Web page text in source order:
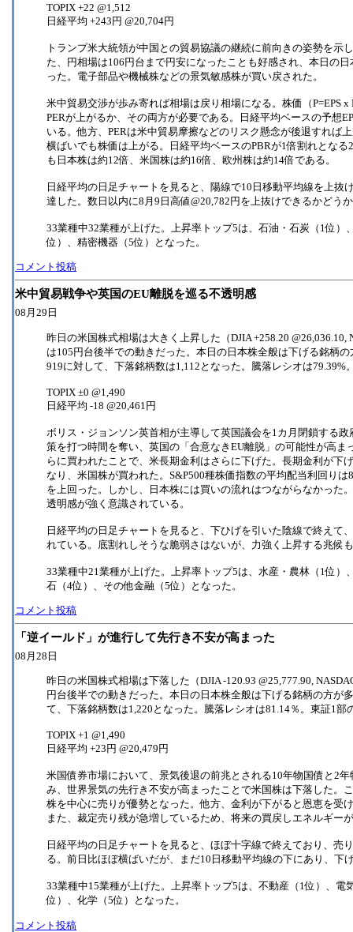
TOPIX +22 @1,512
日経平均 +243円 @20,704円
トランプ米大統領が中国との貿易協議の継続に前向きの姿勢を示
た、円相場は106円台まで円安になったことも好感され、本日の
った。電子部品や機械株などの景気敏感株が買い戻された。
米中貿易交渉が歩み寄れば相場は戻り相場になる。株価（P=EPS
PERが上がるか、その両方が必要である。日経平均ベースの予想
いる。他方、PERは米中貿易摩擦などのリスク懸念が後退すれば
横ばいでも株価は上がる。日経平均ベースのPBRが1倍割れとな
も日本株は約12倍、米国株は約16倍、欧州株は約14倍である。
日経平均の日足チャートを見ると、陽線で10日移動平均線を上抜
達した。数日以内に8月9日高値@20,782円を上抜けできるかどう
33業種中32業種が上げた。上昇率トップ5は、石油・石炭（1位
位）、精密機器（5位）となった。
コメント投稿
米中貿易戦争や英国のEU離脱を巡る不透明感
08月29日
昨日の米国株式相場は大きく上昇した（DJIA +258.20 @26,036.10,
は105円台後半での動きだった。本日の日本株全般は下げる銘柄
919に対して、下落銘柄数は1,112となった。騰落レシオは79.39%
TOPIX ±0 @1,490
日経平均 -18 @20,461円
ボリス・ジョンソン英首相が主導して英国議会を1カ月閉鎖する
策を打つ時間を奪い、英国の「合意なきEU離脱」の可能性が高
らに買われたことで、米長期金利はさらに下げた。長期金利が下
なり、米国株が買われた。S&P500種株価指数の平均配当利回り
を上回った。しかし、日本株には買いの流れはつながらなかった
透明感が強く意識されている。
日経平均の日足チャートを見ると、下ひげを引いた陰線で終えて
れている。底割れしそうな脆弱さはないが、力強く上昇する兆候
33業種中21業種が上げた。上昇率トップ5は、水産・農林（1位
石（4位）、その他金融（5位）となった。
コメント投稿
「逆イールド」が進行して先行き不安が高まった
08月28日
昨日の米国株式相場は下落した（DJIA -120.93 @25,777.90,
円台後半での動きだった。本日の日本株全般は下げる銘柄の方が
て、下落銘柄数は1,220となった。騰落レシオは81.14％。東証1部
TOPIX +1 @1,490
日経平均 +23円 @20,479円
米国債券市場において、景気後退の前兆とされる10年物国債と2
み、世界景気の先行き不安が高まったことで米国株は下落した。
株を中心に売りが優勢となった。他方、金利が下がると恩恵を受
また、裁定売り残が急増しているため、将来の買戻しエネルギー
日経平均の日足チャートを見ると、ほぼ十字線で終えており、売
る。前日比ほぼ横ばいだが、まだ10日移動平均線の下にあり、下
33業種中15業種が上げた。上昇率トップ5は、不動産（1位）、
位）、化学（5位）となった。
コメント投稿